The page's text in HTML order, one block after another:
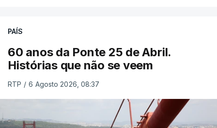
PAÍS
60 anos da Ponte 25 de Abril.
Histórias que não se veem
RTP / 6 Agosto 2026, 08:37